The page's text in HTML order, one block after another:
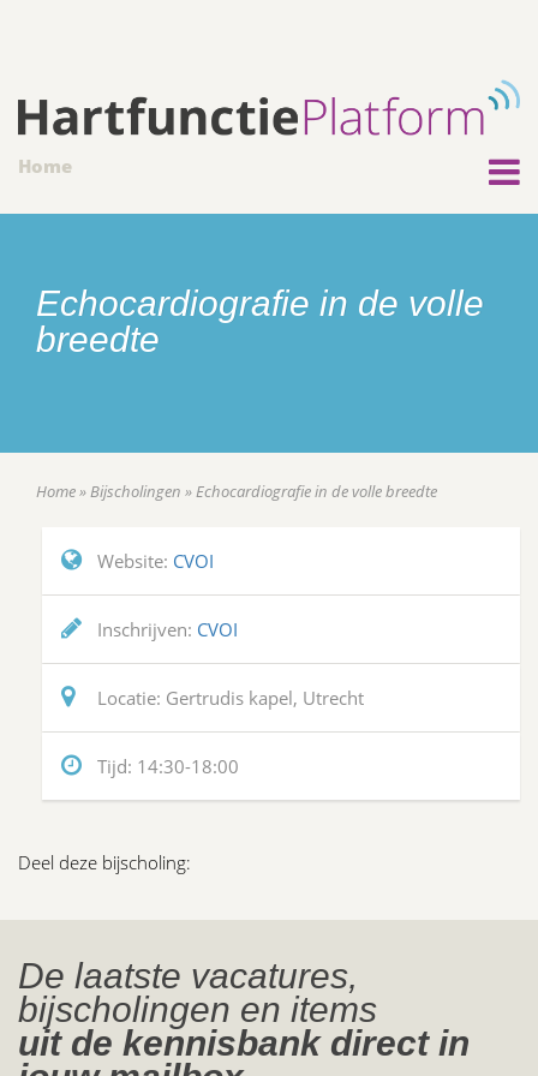
Home
Echocardiografie in de volle
breedte
Home»Bijscholingen »Echocardiografie in de volle breedte
Website: CVOI
Inschrijven: CVOI
Locatie: Gertrudis kapel, Utrecht
Tijd: 14:30-18:00
Deel deze bijscholing:
De laatste vacatures,
bijscholingen en items
uit de kennisbank direct in